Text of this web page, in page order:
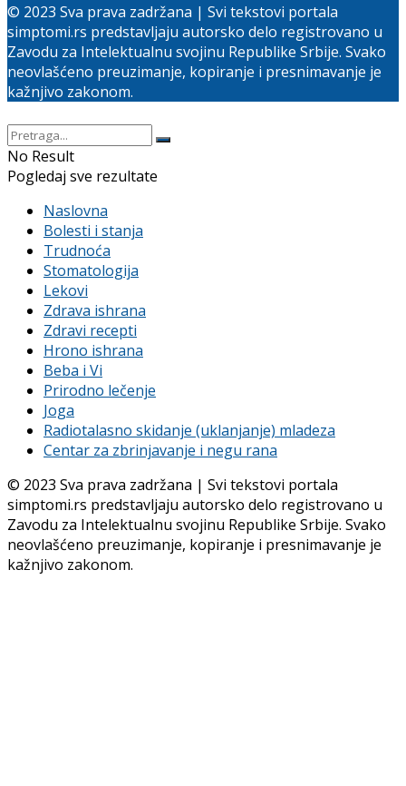
© 2023 Sva prava zadržana | Svi tekstovi portala
simptomi.rs predstavljaju autorsko delo registrovano u
Zavodu za Intelektualnu svojinu Republike Srbije. Svako
neovlašćeno preuzimanje, kopiranje i presnimavanje je
kažnjivo zakonom.
No Result
Pogledaj sve rezultate
Naslovna
Bolesti i stanja
Trudnoća
Stomatologija
Lekovi
Zdrava ishrana
Zdravi recepti
Hrono ishrana
Beba i Vi
Prirodno lečenje
Joga
Radiotalasno skidanje (uklanjanje) mladeza
Centar za zbrinjavanje i negu rana
© 2023 Sva prava zadržana | Svi tekstovi portala
simptomi.rs predstavljaju autorsko delo registrovano u
Zavodu za Intelektualnu svojinu Republike Srbije. Svako
neovlašćeno preuzimanje, kopiranje i presnimavanje je
kažnjivo zakonom.